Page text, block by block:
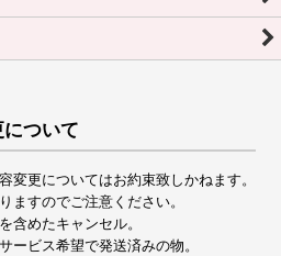
ついて
変更についてはお約束致しかねます。
ますのでご注意ください。
含めたキャンセル。
ービス希望で発送済みの物。